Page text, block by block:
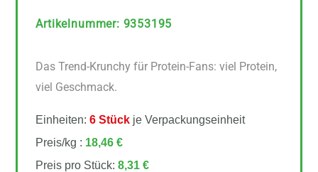
Artikelnummer: 9353195
Das Trend-Krunchy für Protein-Fans: viel Protein,
viel Geschmack.
Einheiten:6 Stück je Verpackungseinheit
Preis/kg : 18,46 €
Preis pro Stück:8,31 €